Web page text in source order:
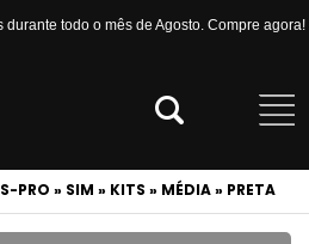
durante todo o mês de Agosto. Compre agora!
PRO » SIM » KITS » MÉDIA » PRETA